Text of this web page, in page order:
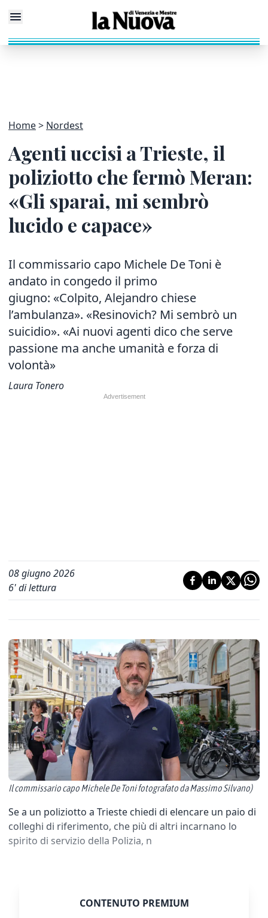
Home Nordest
Agenti uccisi a Trieste, il
poliziotto che fermò Meran:
«Gli sparai, mi sembrò
lucido e capace»
Il commissario capo Michele De Toni è
andato in congedo il primo
giugno: «Colpito, Alejandro chiese
l’ambulanza». «Resinovich? Mi sembrò un
suicidio». «Ai nuovi agenti dico che serve
passione ma anche umanità e forza di
volontà»
Laura Tonero
08 giugno 2026
6' di lettura
Il commissario capo Michele De Toni fotografato da Massimo Silvano)
Se a un poliziotto a Trieste chiedi di elencare un paio di
colleghi di riferimento, che più di altri incarnano lo
spirito di servizio della Polizia, n
CONTENUTO PREMIUM